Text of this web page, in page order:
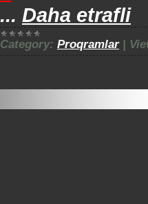
... Daha etrafli
Category: Proqramlar |